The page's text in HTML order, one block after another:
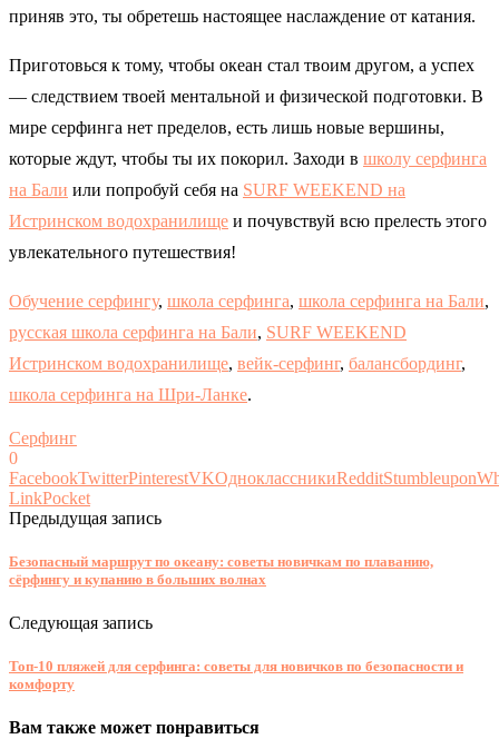
приняв это, ты обретешь настоящее наслаждение от катания.
Приготовься к тому, чтобы океан стал твоим другом, а успех
— следствием твоей ментальной и физической подготовки. В
мире серфинга нет пределов, есть лишь новые вершины,
которые ждут, чтобы ты их покорил. Заходи в школу серфинга
на Бали или попробуй себя на SURF WEEKEND на
Истринском водохранилище и почувствуй всю прелесть этого
увлекательного путешествия!
Обучение серфингу, школа серфинга, школа серфинга на Бали,
русская школа серфинга на Бали, SURF WEEKEND
Истринском водохранилище, вейк-серфинг, балансбординг,
школа серфинга на Шри-Ланке.
Серфинг
0
FacebookTwitterPinterestVKОдноклассникиRedditStumbleupon
LinkPocket
Предыдущая запись
Безопасный маршрут по океану: советы новичкам по плаванию,
сёрфингу и купанию в больших волнах
Следующая запись
Топ-10 пляжей для серфинга: советы для новичков по безопасности и
комфорту
Вам также может понравиться